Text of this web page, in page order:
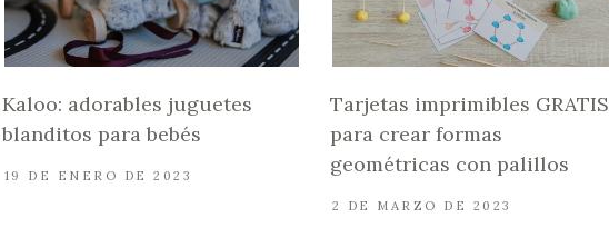
Kaloo: adorables juguetes
blanditos para bebés
19 DE ENERO DE 2023
Tarjetas imprimibles GRATIS
para crear formas
geométricas con palillos
2 DE MARZO DE 2023